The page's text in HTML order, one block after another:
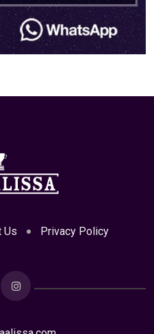
Us Privacy Policy